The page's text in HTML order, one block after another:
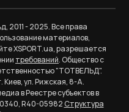
2011 - 2025. Все права
материалов,
XSPORT.ua, разрешается
требований. Общество с
"ТОТВЕЛЬД".
Киев, ул. Рижская, 8-А.
в Реестре субъектов в
R40-05982Структура